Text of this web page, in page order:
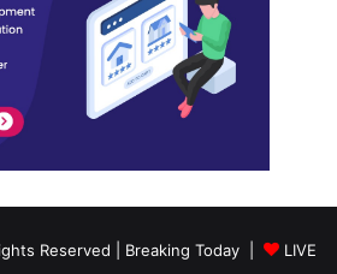
Reserved | Breaking Today | LIVE